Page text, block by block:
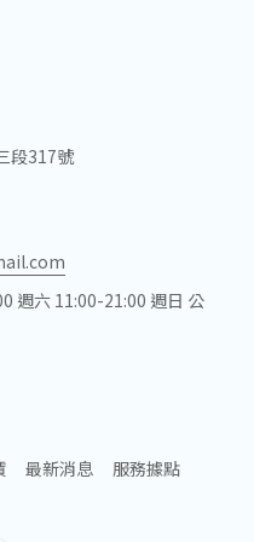
段317號
週六 11:00-21:00 週日 公
最新消息
服務據點